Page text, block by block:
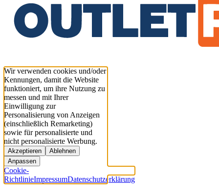
Wir verwenden cookies und/oder
Kennungen, damit die Website
funktioniert, um ihre Nutzung zu
messen und mit Ihrer
Einwilligung zur
Personalisierung von Anzeigen
(einschließlich Remarketing)
sowie für personalisierte und
nicht personalisierte Werbung.
Akzeptieren
Ablehnen
Anpassen
Cookie-
RichtlinieImpressumDatenschutzerklärung